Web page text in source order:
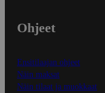
Ohjeet
Ensitilaajan ohjeet
Näin maksat
Näin tilaat ja muokkaat